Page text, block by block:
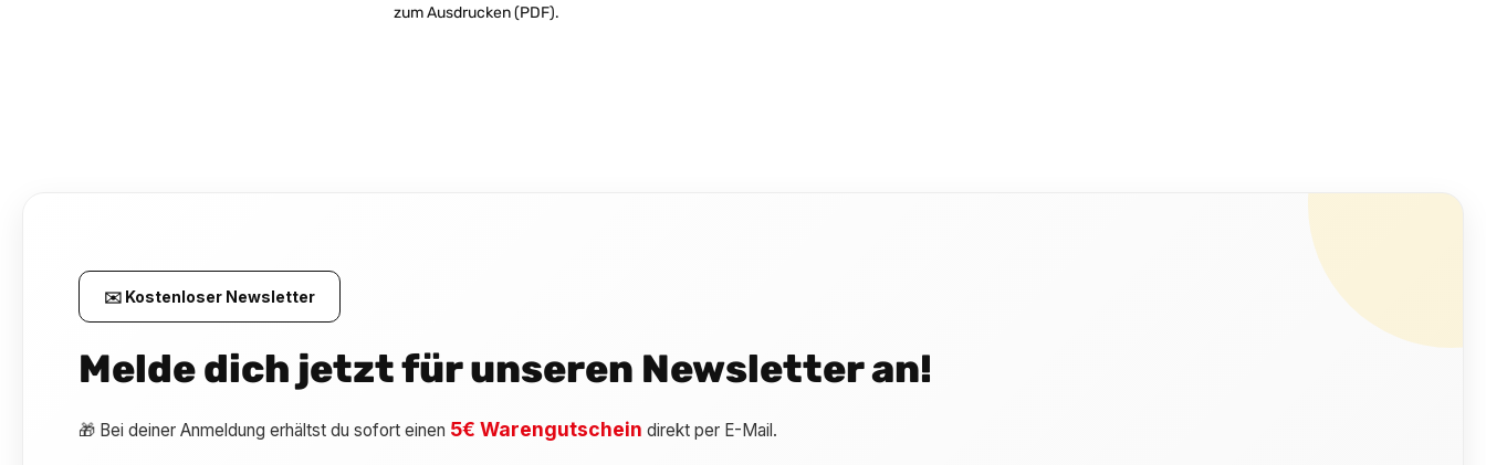
zum Ausdrucken (PDF).
✉️ Kostenloser Newsletter
Melde dich jetzt für unseren Newsletter an!
🎁 Bei deiner Anmeldung erhältst du sofort einen 5€ Warengutschein direkt per E-Mail.